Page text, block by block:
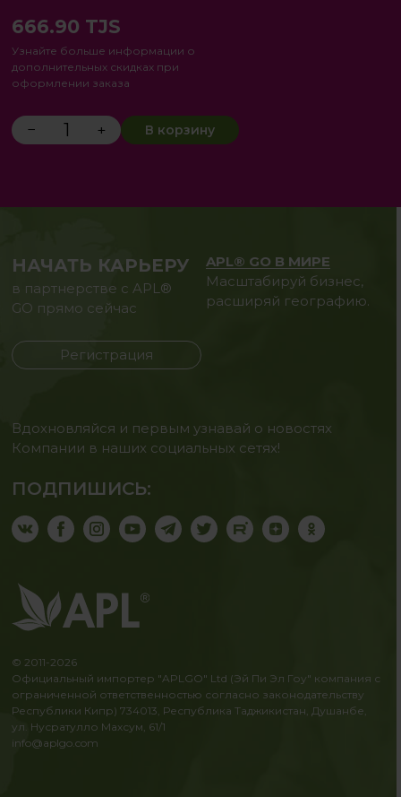
666.90 TJS
Узнайте больше информации о
дополнительных скидках при
оформлении заказа
− + В корзину
НАЧАТЬ КАРЬЕРУ
в партнерстве с APL®
GO прямо сейчас
Регистрация
APL® GO В МИРЕ
Масштабируй бизнес,
расширяй географию.
Вдохновляйся и первым узнавай о новостях
Компании в наших социальных сетях!
ПОДПИШИСЬ:
© 2011-2026
Официальный импортер "APLGO" Ltd (Эй Пи Эл Гоу" компания с
ограниченной ответственностью согласно законодательству
Республики Кипр) 734013, Республика Таджикистан, Душанбе,
ул. Нусратулло Махсум, 61/1
info@aplgo.com